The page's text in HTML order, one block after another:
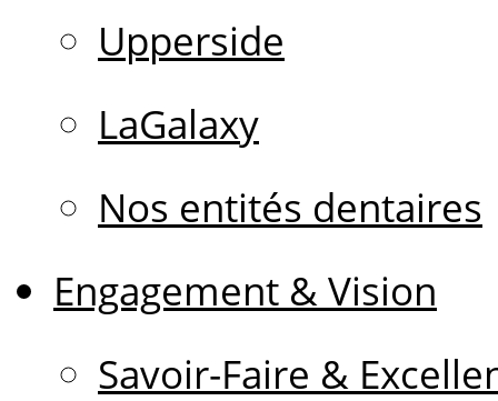
Upperside
LaGalaxy
Nos entités dentaires
Engagement & Vision
Savoir-Faire &